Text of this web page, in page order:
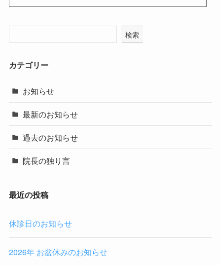
検索
カテゴリー
お知らせ
最新のお知らせ
過去のお知らせ
院長の独り言
最近の投稿
休診日のお知らせ
2026年 お盆休みのお知らせ